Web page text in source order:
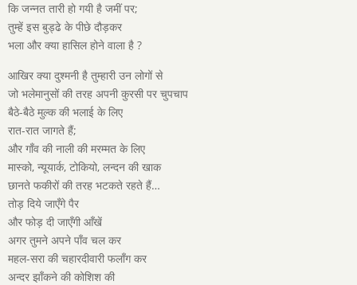
कि जन्नत तारी हो गयी है जमीं पर;
तुम्हें इस बुड्ढे के पीछे दौड़कर
भला और क्या हासिल होने वाला है ?
आखिर क्या दुश्मनी है तुम्हारी उन लोगों से
जो भलेमानुसों की तरह अपनी कुरसी पर चुपचाप
बैठे-बैठे मुल्क की भलाई के लिए
रात-रात जागते हैं;
और गाँव की नाली की मरम्मत के लिए
मास्को, न्यूयार्क, टोकियो, लन्दन की खाक
छानते फकीरों की तरह भटकते रहते हैं…
तोड़ दिये जाएँगे पैर
और फोड़ दी जाएँगी आँखें
अगर तुमने अपने पाँव चल कर
महल-सरा की चहारदीवारी फलाँग कर
अन्दर झाँकने की कोशिश की